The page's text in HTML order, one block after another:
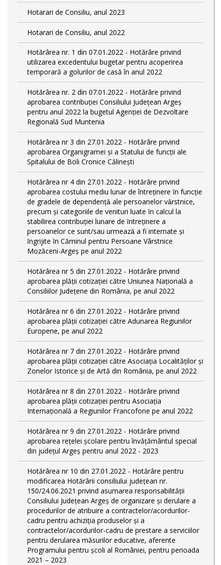
Hotarari de Consiliu, anul 2023
Hotarari de Consiliu, anul 2022
Hotărârea nr. 1 din 07.01.2022 - Hotărâre privind
utilizarea excedentului bugetar pentru acoperirea
temporară a golurilor de casă în anul 2022
Hotărârea nr. 2 din 07.01.2022 - Hotărâre privind
aprobarea contribuției Consiliului Județean Argeș
pentru anul 2022 la bugetul Agenției de Dezvoltare
Regională Sud Muntenia
Hotărârea nr 3 din 27.01.2022 - Hotărâre privind
aprobarea Organigramei și a Statului de funcții ale
Spitalului de Boli Cronice Călinești
Hotărârea nr 4 din 27.01.2022 - Hotărâre privind
aprobarea costului mediu lunar de întreţinere ȋn funcție
de gradele de dependențǎ ale persoanelor vȃrstnice,
precum și categoriile de venituri luate ȋn calcul la
stabilirea contribuției lunare de ȋntreținere a
persoanelor ce sunt/sau urmeazǎ a fi internate și
ȋngrijite ȋn Căminul pentru Persoane Vârstnice
Mozăceni-Argeș pe anul 2022
Hotărârea nr 5 din 27.01.2022 - Hotărâre privind
aprobarea plății cotizației către Uniunea Națională a
Consiliilor Județene din România, pe anul 2022
Hotărârea nr 6 din 27.01.2022 - Hotărâre privind
aprobarea plății cotizației către Adunarea Regiunilor
Europene, pe anul 2022
Hotărârea nr 7 din 27.01.2022 - Hotărâre privind
aprobarea plății cotizației către Asociația Localităților și
Zonelor Istorice și de Artă din România, pe anul 2022
Hotărârea nr 8 din 27.01.2022 - Hotărâre privind
aprobarea plății cotizației pentru Asociația
Internațională a Regiunilor Francofone pe anul 2022
Hotărârea nr 9 din 27.01.2022 - Hotărâre privind
aprobarea rețelei școlare pentru învățământul special
din județul Argeș pentru anul 2022 - 2023
Hotărârea nr 10 din 27.01.2022 - Hotărâre pentru
modificarea Hotărârii consiliului județean nr.
150/24.06.2021 privind asumarea responsabilității
Consiliului Județean Argeș de organizare şi derulare a
procedurilor de atribuire a contractelor/acordurilor-
cadru pentru achiziţia produselor şi a
contractelor/acordurilor-cadru de prestare a serviciilor
pentru derularea măsurilor educative, aferente
Programului pentru școli al României, pentru perioada
2021 – 2023